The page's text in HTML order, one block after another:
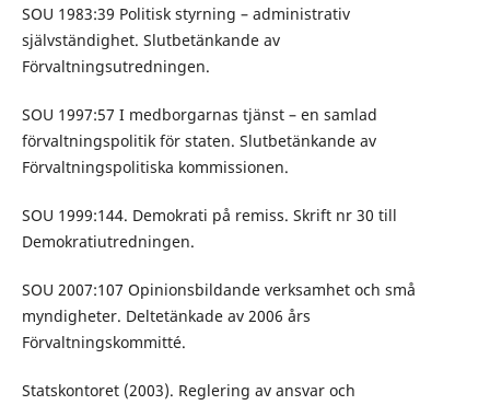
SOU 1983:39 Politisk styrning – administrativ
självständighet. Slutbetänkande av
Förvaltningsutredningen.
SOU 1997:57 I medborgarnas tjänst – en samlad
förvaltningspolitik för staten. Slutbetänkande av
Förvaltningspolitiska kommissionen.
SOU 1999:144. Demokrati på remiss. Skrift nr 30 till
Demokratiutredningen.
SOU 2007:107 Opinionsbildande verksamhet och små
myndigheter. Deltetänkade av 2006 års
Förvaltningskommitté.
Statskontoret (2003). Reglering av ansvar och